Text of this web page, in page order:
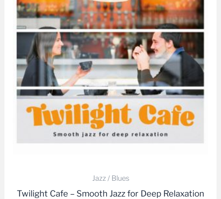
Jazz / Blues
Twilight Cafe – Smooth Jazz for Deep Relaxation